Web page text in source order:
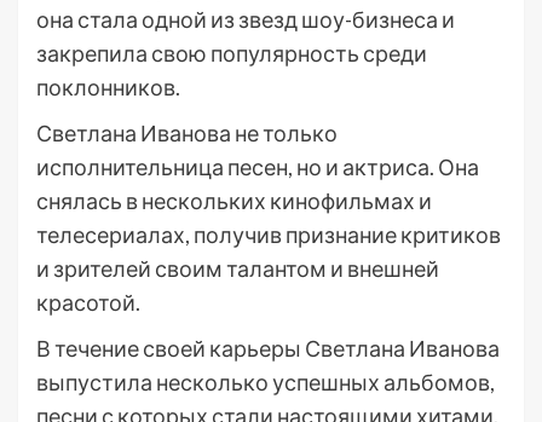
она стала одной из звезд шоу-бизнеса и
закрепила свою популярность среди
поклонников.
Светлана Иванова не только
исполнительница песен, но и актриса. Она
снялась в нескольких кинофильмах и
телесериалах, получив признание критиков
и зрителей своим талантом и внешней
красотой.
В течение своей карьеры Светлана Иванова
выпустила несколько успешных альбомов,
песни с которых стали настоящими хитами.